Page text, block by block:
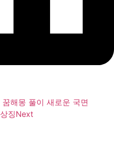
해몽 풀이 새로운 국면
징Next